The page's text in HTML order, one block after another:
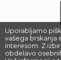
Uporabljamo
vašega brskanja
interesom. Z
obdelavo